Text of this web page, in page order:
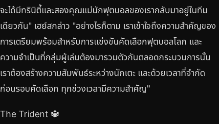
จะได้มีทรินิตี้และสองคุณแม่นักฟุตบอลของเรากลับมาอยู่ในทีม
เดียวกัน" เฮย์สกล่าว "อย่างไรก็ตาม เราเข้าใจถึงความสำคัญของ
การเตรียมพร้อมสำหรับการแข่งขันคัดเลือกฟุตบอลโลก และ
ความจำเป็นที่กลุ่มผู้เล่นต้องมารวมตัวกันตลอดกระบวนการนั้น
เราต้องสร้างความสัมพันธ์ระหว่างนักเตะ และด้วยเวลาที่จำกัด
ก่อนรอบคัดเลือก ทุกช่วงเวลามีความสำคัญ"
The Trident 🔱